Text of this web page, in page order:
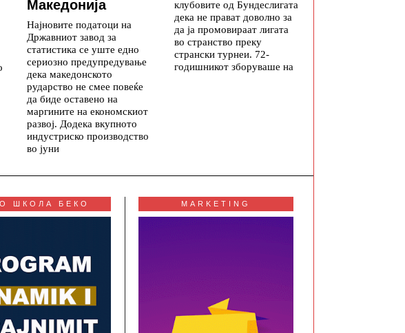
Македонија
Најновите податоци на
Државниот завод за
статистика се уште едно
сериозно предупредување
дека македонското
рударство не смее повеќе
да биде оставено на
маргините на економскиот
развој. Додека вкупното
индустриско производство
во јуни
клубовите од Бундеслигата
дека не прават доволно за
да ја промовираат лигата
во странство преку
странски турнеи. 72-
годишникот зборуваше на
ШКОЛА БЕКО MARKETING